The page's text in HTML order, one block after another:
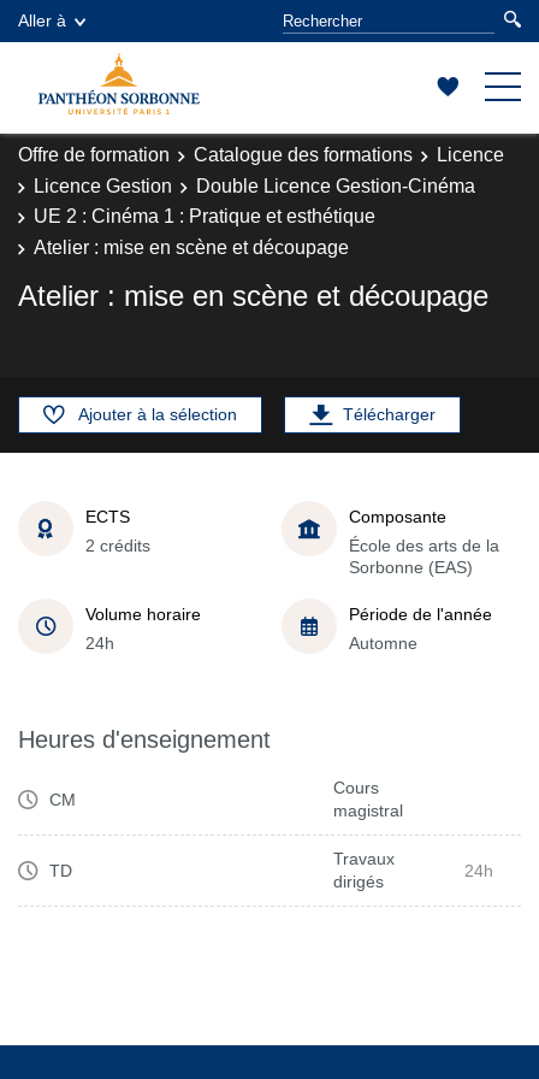
Aller à
Offre de formation Catalogue des formations
Licence
Licence Gestion
Double Licence Gestion-Cinéma
UE 2 : Cinéma 1 : Pratique et esthétique
Atelier : mise en scène et découpage
Atelier : mise en scène et découpage
Ajouter à la sélection Télécharger
ECTS
2 crédits
Composante
École des arts de la
Sorbonne (EAS)
Volume horaire
24h
Période de l'année
Automne
Heures d'enseignement
CM
Cours
magistral
TD
Travaux
dirigés
24h